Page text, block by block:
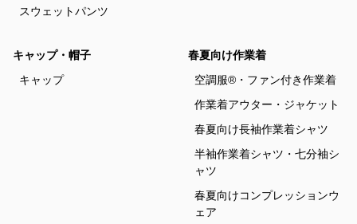
スウェットパンツ
キャップ・帽子
キャップ
春夏向け作業着
空調服®・ファン付き作業着
作業着アウター・ジャケット
春夏向け長袖作業着シャツ
半袖作業着シャツ・七分袖シ
ャツ
春夏向けコンプレッションウ
ェア